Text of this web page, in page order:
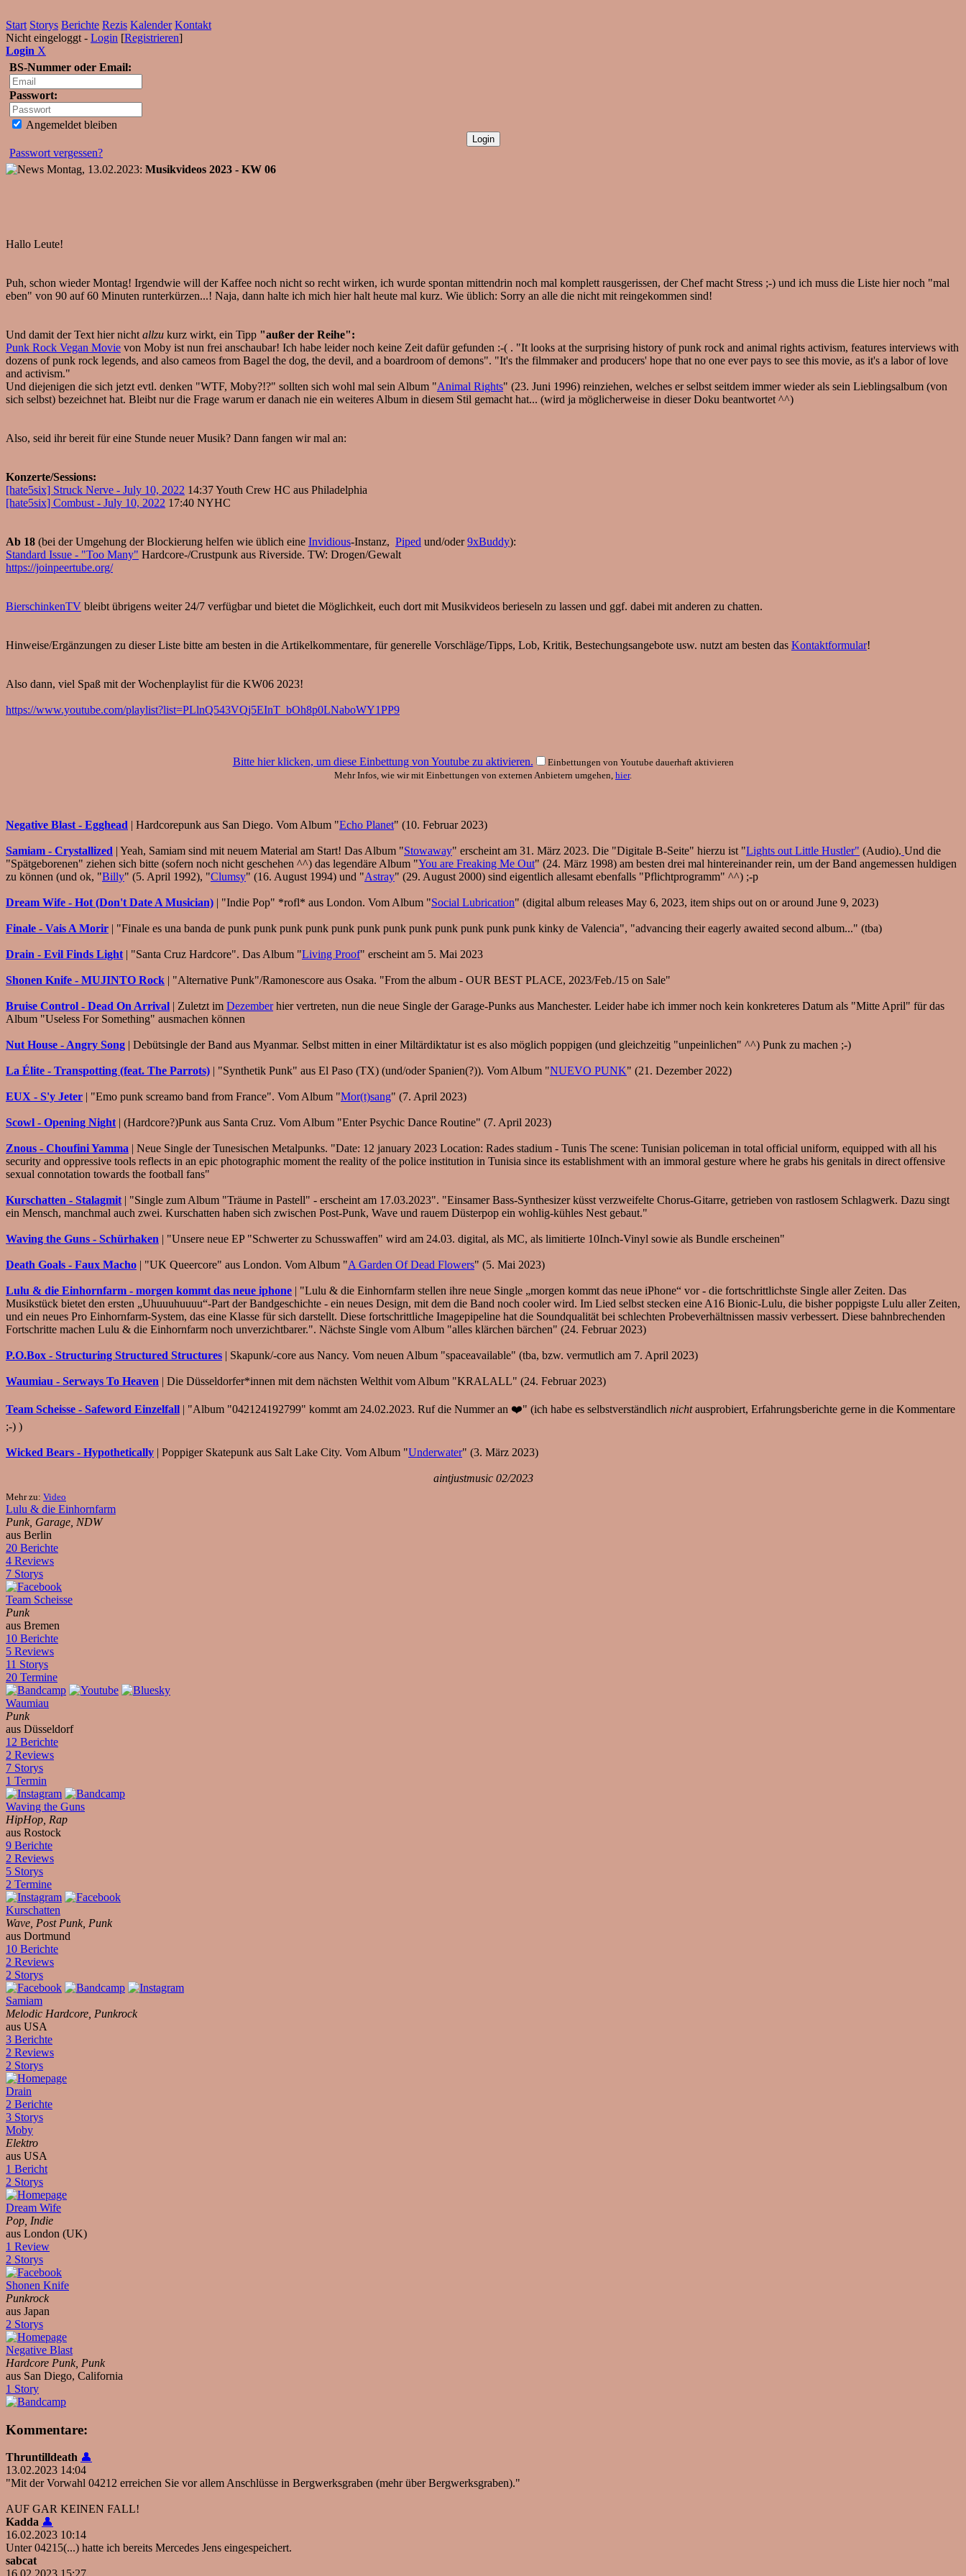
Start Storys Berichte Rezis Kalender Kontakt
Nicht eingeloggt - Login [Registrieren]
Login X
BS-Nummer oder Email:
Passwort:
Angemeldet bleiben
Passwort vergessen?
Montag, 13.02.2023: Musikvideos 2023 - KW 06
Hallo Leute!
Puh, schon wieder Montag! Irgendwie will der Kaffee noch nicht so recht wirken, ich wurde spontan mittendrin noch mal komplett rausgerissen, der Chef macht Stress ;-) und ich muss die Liste hier noch "mal
eben" von 90 auf 60 Minuten runterkürzen...! Naja, dann halte ich mich hier halt heute mal kurz. Wie üblich: Sorry an alle die nicht mit reingekommen sind!
Und damit der Text hier nicht allzu kurz wirkt, ein Tipp "außer der Reihe":
Punk Rock Vegan Movie von Moby ist nun frei anschaubar! Ich habe leider noch keine Zeit dafür gefunden :-( . "It looks at the surprising history of punk rock and animal rights activism, features interviews with
dozens of punk rock legends, and also cameos from Bagel the dog, the devil, and a boardroom of demons". "It's the filmmaker and producers' hope that no one ever pays to see this movie, as it's a labor of love
and activism."
Und diejenigen die sich jetzt evtl. denken "WTF, Moby?!?" sollten sich wohl mal sein Album "Animal Rights" (23. Juni 1996) reinziehen, welches er selbst seitdem immer wieder als sein Lieblingsalbum (von
sich selbst) bezeichnet hat. Bleibt nur die Frage warum er danach nie ein weiteres Album in diesem Stil gemacht hat... (wird ja möglicherweise in dieser Doku beantwortet ^^)
Also, seid ihr bereit für eine Stunde neuer Musik? Dann fangen wir mal an:
Konzerte/Sessions:
[hate5six] Struck Nerve - July 10, 2022 14:37 Youth Crew HC aus Philadelphia
[hate5six] Combust - July 10, 2022 17:40 NYHC
Ab 18 (bei der Umgehung der Blockierung helfen wie üblich eine Invidious-Instanz, Piped und/oder9xBuddy):
Standard Issue - "Too Many" Hardcore-/Crustpunk aus Riverside. TW: Drogen/Gewalt
https://joinpeertube.org/
BierschinkenTV bleibt übrigens weiter 24/7 verfügbar und bietet die Möglichkeit, euch dort mit Musikvideos berieseln zu lassen und ggf. dabei mit anderen zu chatten.
Hinweise/Ergänzungen zu dieser Liste bitte am besten in die Artikelkommentare, für generelle Vorschläge/Tipps, Lob, Kritik, Bestechungsangebote usw. nutzt am besten das Kontaktformular!
Also dann, viel Spaß mit der Wochenplaylist für die KW06 2023!
https://www.youtube.com/playlist?list=PLlnQ543VQj5EInT_bOh8p0LNaboWY1PP9
Bitte hier klicken, um diese Einbettung von Youtube zu aktivieren.
Einbettungen von Youtube dauerhaft aktivieren
Mehr Infos, wie wir mit Einbettungen von externen Anbietern umgehen, hier.
Negative Blast - Egghead | Hardcorepunk aus San Diego. Vom Album "Echo Planet" (10. Februar 2023)
Samiam - Crystallized | Yeah, Samiam sind mit neuem Material am Start! Das Album "Stowaway" erscheint am 31. März 2023. Die "Digitale B-Seite" hierzu ist "Lights out Little Hustler" (Audio). Und die
"Spätgeborenen" ziehen sich bitte (sofern noch nicht geschehen ^^) das legendäre Album "You are Freaking Me Out" (24. März 1998) am besten drei mal hintereinander rein, um der Band angemessen huldigen
zu können (und ok, "Billy" (5. April 1992), "Clumsy" (16. August 1994) und "Astray" (29. August 2000) sind eigentlich allesamt ebenfalls "Pflichtprogramm" ^^) ;-p
Dream Wife - Hot (Don't Date A Musician) | "Indie Pop" *rofl* aus London. Vom Album "Social Lubrication" (digital album releases May 6, 2023, item ships out on or around June 9, 2023)
Finale - Vais A Morir | "Finale es una banda de punk punk punk punk punk punk punk punk punk punk punk punk kinky de Valencia", "advancing their eagerly awaited second album..." (tba)
Drain - Evil Finds Light | "Santa Cruz Hardcore". Das Album "Living Proof" erscheint am 5. Mai 2023
Shonen Knife - MUJINTO Rock | "Alternative Punk"/Ramonescore aus Osaka. "From the album - OUR BEST PLACE, 2023/Feb./15 on Sale"
Bruise Control - Dead On Arrival | Zuletzt im Dezemberhier vertreten, nun die neue Single der Garage-Punks aus Manchester. Leider habe ich immer noch kein konkreteres Datum als "Mitte April" für das
Album "Useless For Something" ausmachen können
Nut House - Angry Song | Debütsingle der Band aus Myanmar. Selbst mitten in einer Miltärdiktatur ist es also möglich poppigen (und gleichzeitig "unpeinlichen" ^^) Punk zu machen ;-)
La Élite - Transpotting (feat. The Parrots) | "Synthetik Punk" aus El Paso (TX) (und/oder Spanien(?)). Vom Album "NUEVO PUNK" (21. Dezember 2022)
EUX - S'y Jeter | "Emo punk screamo band from France". Vom Album "Mor​(​t​)​sang" (7. April 2023)
Scowl - Opening Night | (Hardcore?)Punk aus Santa Cruz. Vom Album "Enter Psychic Dance Routine" (7. April 2023)
Znous - Choufini Yamma | Neue Single der Tunesischen Metalpunks. "Date: 12 january 2023 Location: Rades stadium - Tunis The scene: Tunisian policeman in total official uniform, equipped with all his
security and oppressive tools reflects in an epic photographic moment the reality of the police institution in Tunisia since its establishment with an immoral gesture where he grabs his genitals in direct offensive
sexual connotation towards the football fans"
Kurschatten - Stalagmit | "Single zum Album "Träume in Pastell" - erscheint am 17.03.2023". "Einsamer Bass-Synthesizer küsst verzweifelte Chorus-Gitarre, getrieben von rastlosem Schlagwerk. Dazu singt
ein Mensch, manchmal auch zwei. Kurschatten haben sich zwischen Post-Punk, Wave und rauem Düsterpop ein wohlig-kühles Nest gebaut."
Waving the Guns - Schürhaken | "Unsere neue EP "Schwerter zu Schusswaffen" wird am 24.03. digital, als MC, als limitierte 10Inch-Vinyl sowie als Bundle erscheinen"
Death Goals - Faux Macho | "UK Queercore" aus London. Vom Album "A Garden Of Dead Flowers" (5. Mai 2023)
Lulu & die Einhornfarm - morgen kommt das neue iphone | "Lulu & die Einhornfarm stellen ihre neue Single „morgen kommt das neue iPhone“ vor - die fortschrittlichste Single aller Zeiten. Das
Musikstück bietet den ersten „Uhuuuhuuuu“-Part der Bandgeschichte - ein neues Design, mit dem die Band noch cooler wird. Im Lied selbst stecken eine A16 Bionic-Lulu, die bisher poppigste Lulu aller Zeiten,
und ein neues Pro Einhornfarm-System, das eine Klasse für sich darstellt. Diese fortschrittliche Imagepipeline hat die Soundqualität bei schlechten Probeverhältnissen massiv verbessert. Diese bahnbrechenden
Fortschritte machen Lulu & die Einhornfarm noch unverzichtbarer.". Nächste Single vom Album "alles klärchen bärchen" (24. Februar 2023)
P.O.Box - Structuring Structured Structures | Skapunk/-core aus Nancy. Vom neuen Album "spaceavailable" (tba, bzw. vermutlich am 7. April 2023)
Waumiau - Serways To Heaven | Die Düsseldorfer*innen mit dem nächsten Welthit vom Album "KRALALL" (24. Februar 2023)
Team Scheisse - Safeword Einzelfall | "Album "042124192799" kommt am 24.02.2023. Ruf die Nummer an ❤️" (ich habe es selbstverständlich nichtausprobiert, Erfahrungsberichte gerne in die Kommentare
;-) )
Wicked Bears - Hypothetically | Poppiger Skatepunk aus Salt Lake City. Vom Album "Underwater" (3. März 2023)
aintjustmusic 02/2023
Mehr zu: Video
Lulu & die Einhornfarm
Punk, Garage, NDW
aus Berlin
20 Berichte
4 Reviews
7 Storys
Team Scheisse
Punk
aus Bremen
10 Berichte
5 Reviews
11 Storys
20 Termine
Waumiau
Punk
aus Düsseldorf
12 Berichte
2 Reviews
7 Storys
1 Termin
Waving the Guns
HipHop, Rap
aus Rostock
9 Berichte
2 Reviews
5 Storys
2 Termine
Kurschatten
Wave, Post Punk, Punk
aus Dortmund
10 Berichte
2 Reviews
2 Storys
Samiam
Melodic Hardcore, Punkrock
aus USA
3 Berichte
2 Reviews
2 Storys
Drain
2 Berichte
3 Storys
Moby
Elektro
aus USA
1 Bericht
2 Storys
Dream Wife
Pop, Indie
aus London (UK)
1 Review
2 Storys
Shonen Knife
Punkrock
aus Japan
2 Storys
Negative Blast
Hardcore Punk, Punk
aus San Diego, California
1 Story
Kommentare:
Thruntilldeath 👤
13.02.2023 14:04
"Mit der Vorwahl 04212 erreichen Sie vor allem Anschlüsse in Bergwerksgraben (mehr über Bergwerksgraben)."
AUF GAR KEINEN FALL!
Kadda 👤
16.02.2023 10:14
Unter 04215(...) hatte ich bereits Mercedes Jens eingespeichert.
sabcat